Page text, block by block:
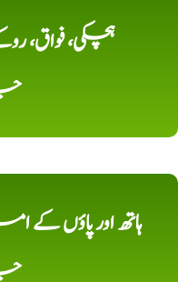
ہچکی، فواق،
ہاتھ اور پاؤں کے